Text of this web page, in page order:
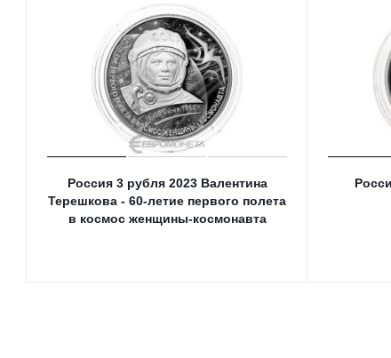
Россия 3 рубля 2023 Валентина
Терешкова - 60-летие первого полета
в космос женщины-космонавта